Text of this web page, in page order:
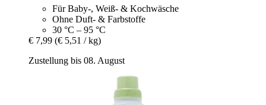
Für Baby-, Weiß- & Kochwäsche
Ohne Duft- & Farbstoffe
30 °C – 95 °C
€ 7,99 (€ 5,51 / kg)
Zustellung bis 08. August